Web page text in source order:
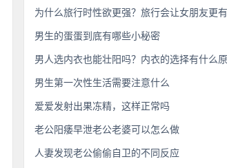
为什么旅行时性欲更强？旅行会让女朋友更
男生的蛋蛋到底有哪些小秘密
男人选内衣也能壮阳吗？内衣的选择有什么原
男生第一次性生活需要注意什么
爱爱发射出果冻精，这样正常吗
老公阳痿早泄老公老婆可以怎么做
人妻发现老公偷偷自卫的不同反应